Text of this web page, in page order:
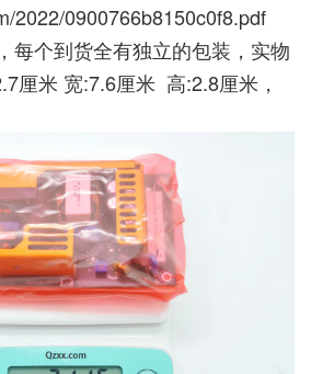
2022/0900766b8150c0f8.pdf
每个到货全有独立的包装，实物
厘米 宽:7.6厘米 高:2.8厘米，